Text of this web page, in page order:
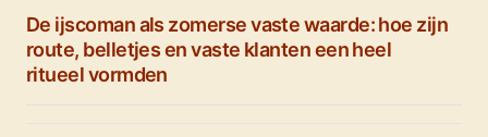
De ijscoman als zomerse vaste waarde: hoe zijn
route, belletjes en vaste klanten een heel
ritueel vormden